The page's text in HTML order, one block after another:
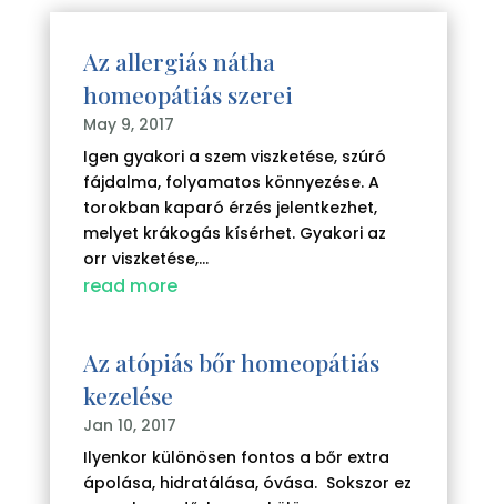
Az allergiás nátha
homeopátiás szerei
May 9, 2017
Igen gyakori a szem viszketése, szúró
fájdalma, folyamatos könnyezése. A
torokban kaparó érzés jelentkezhet,
melyet krákogás kísérhet. Gyakori az
orr viszketése,...
read more
Az atópiás bőr homeopátiás
kezelése
Jan 10, 2017
Ilyenkor különösen fontos a bőr extra
ápolása, hidratálása, óvása. Sokszor ez